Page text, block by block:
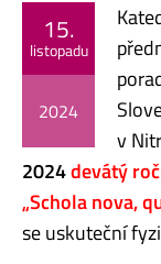
15.
listopadu
2024
v
2024devátý
„Schola nova,
se uskuteční